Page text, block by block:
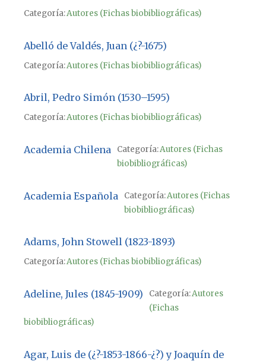
Categoría:Autores (Fichas biobibliográficas)
Abelló de Valdés, Juan (¿?-1675)
Categoría:Autores (Fichas biobibliográficas)
Abril, Pedro Simón (1530–1595)
Categoría:Autores (Fichas biobibliográficas)
Academia Chilena Categoría:Autores (Fichas
biobibliográficas)
Academia Española Categoría:Autores (Fichas
biobibliográficas)
Adams, John Stowell (1823-1893)
Categoría:Autores (Fichas biobibliográficas)
Adeline, Jules (1845-1909) Categoría:Autores
(Fichas
biobibliográficas)
Agar, Luis de (¿?-1853-1866-¿?) y Joaquín de